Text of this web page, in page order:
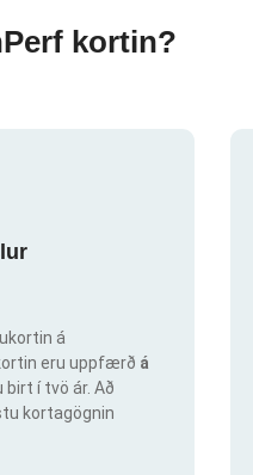
kortin?
á
eru uppfærð á
birt í tvö ár. Að
kortagögnin